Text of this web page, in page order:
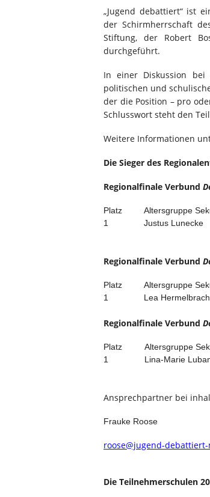
„Jugend debattiert“ ist
der Schirmherrschaft
Stiftung, der Robert
durchgeführt.
In einer Diskussion bei
politischen und
der die Position – pro
Schlusswort steht den
Weitere Informationen
Die Sieger des
Regionalfinale Verbund
Platz Altersgruppe
1
Justus Lunecke
Regionalfinale Verbund
Platz Altersgruppe
1
Lea
Regionalfinale Verbund
Platz Altersgruppe
1
Lina-Marie
Ansprechpartner bei
Frauke Roose
roose@jugend-
Die Teilnehmerschulen